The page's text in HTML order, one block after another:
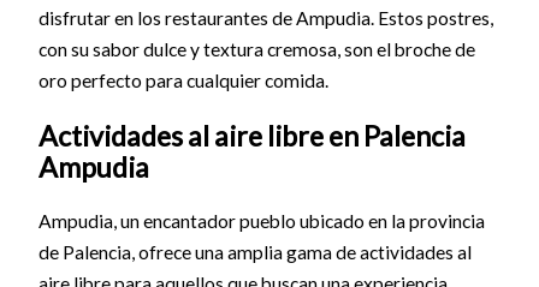
disfrutar en los restaurantes de Ampudia. Estos postres,
con su sabor dulce y textura cremosa, son el broche de
oro perfecto para cualquier comida.
Actividades al aire libre en Palencia
Ampudia
Ampudia, un encantador pueblo ubicado en la provincia
de Palencia, ofrece una amplia gama de actividades al